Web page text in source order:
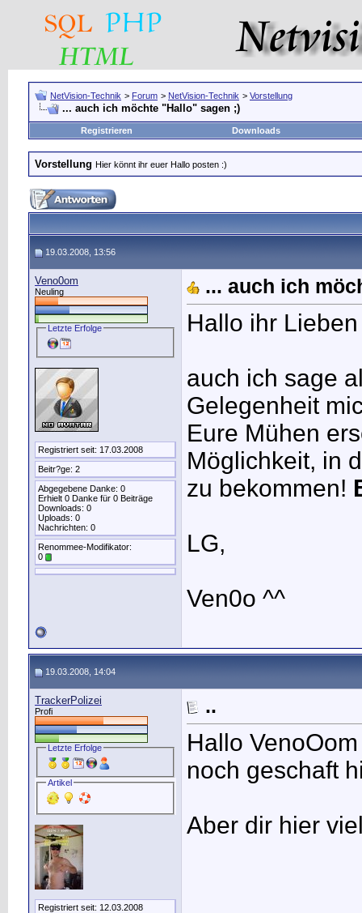
NetVision-Technik > Forum > NetVision-Technik > Vorstellung
... auch ich möchte "Hallo" sagen ;)
Registrieren Downloads
Vorstellung Hier könnt ihr euer Hallo posten :)
19.03.2008, 13:56
Veno0om
Neuling
Letzte Erfolge
Registriert seit: 17.03.2008
Beitr?ge: 2
Abgegebene Danke: 0
Erhielt 0 Danke für 0 Beiträge
Downloads: 0
Uploads: 0
Nachrichten: 0
Renommee-Modifikator:
0
... auch ich
Hallo ihr
auch ich sage
Gelegenheit
Eure Mühen
Möglichkeit, in
zu bekommen!
LG,
Ven0o ^^
19.03.2008, 14:04
TrackerPolizei
Profi
Letzte Erfolge
Artikel
Registriert seit: 12.03.2008
..
Hallo
noch geschaft
Aber dir hier